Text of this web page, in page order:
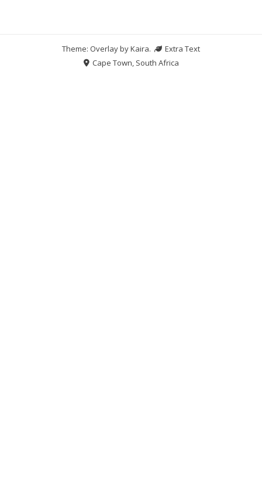
Theme: Overlay byKaira.
Extra Text
Cape Town, South Africa